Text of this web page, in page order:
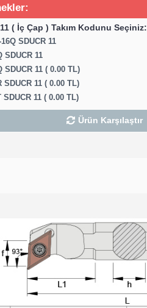
( İç Çap ) Takım Kodunu Seçiniz:
SDUCR 11
SDUCR 11
SDUCR 11 ( 0.00 TL)
SDUCR 11 ( 0.00 TL)
SDUCR 11 ( 0.00 TL)
Ürün Karşılaştır